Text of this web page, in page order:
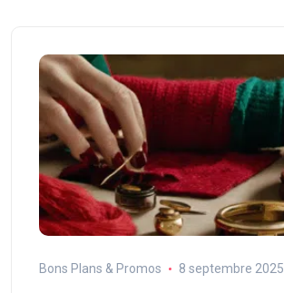
Bons Plans & Promos 8 septembre 2025